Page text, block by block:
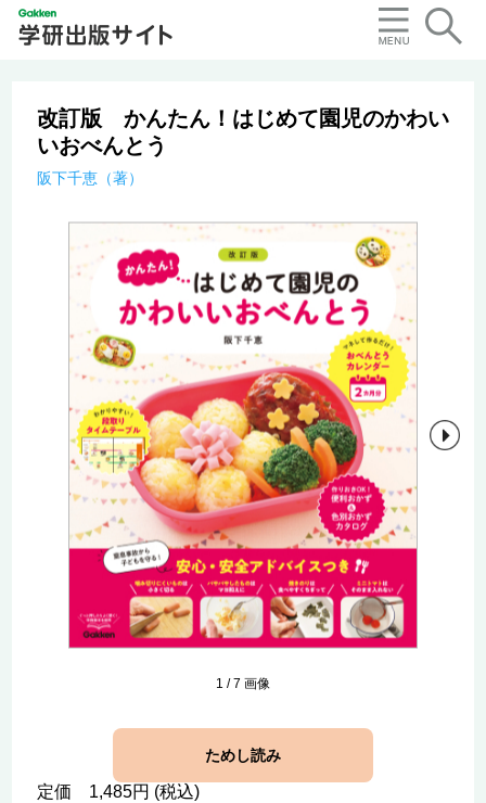
改訂版 かんたん！はじめて園児のかわい
いおべんとう
阪下千恵（著）
1 /7 画像
ためし読み
定価 1,485円 (税込)